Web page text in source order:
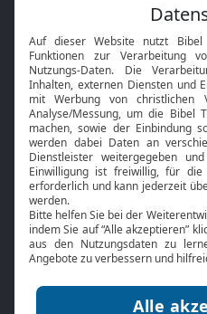
Neuigkeiten
Bibel TV
Über uns
Jobs
Mediadaten